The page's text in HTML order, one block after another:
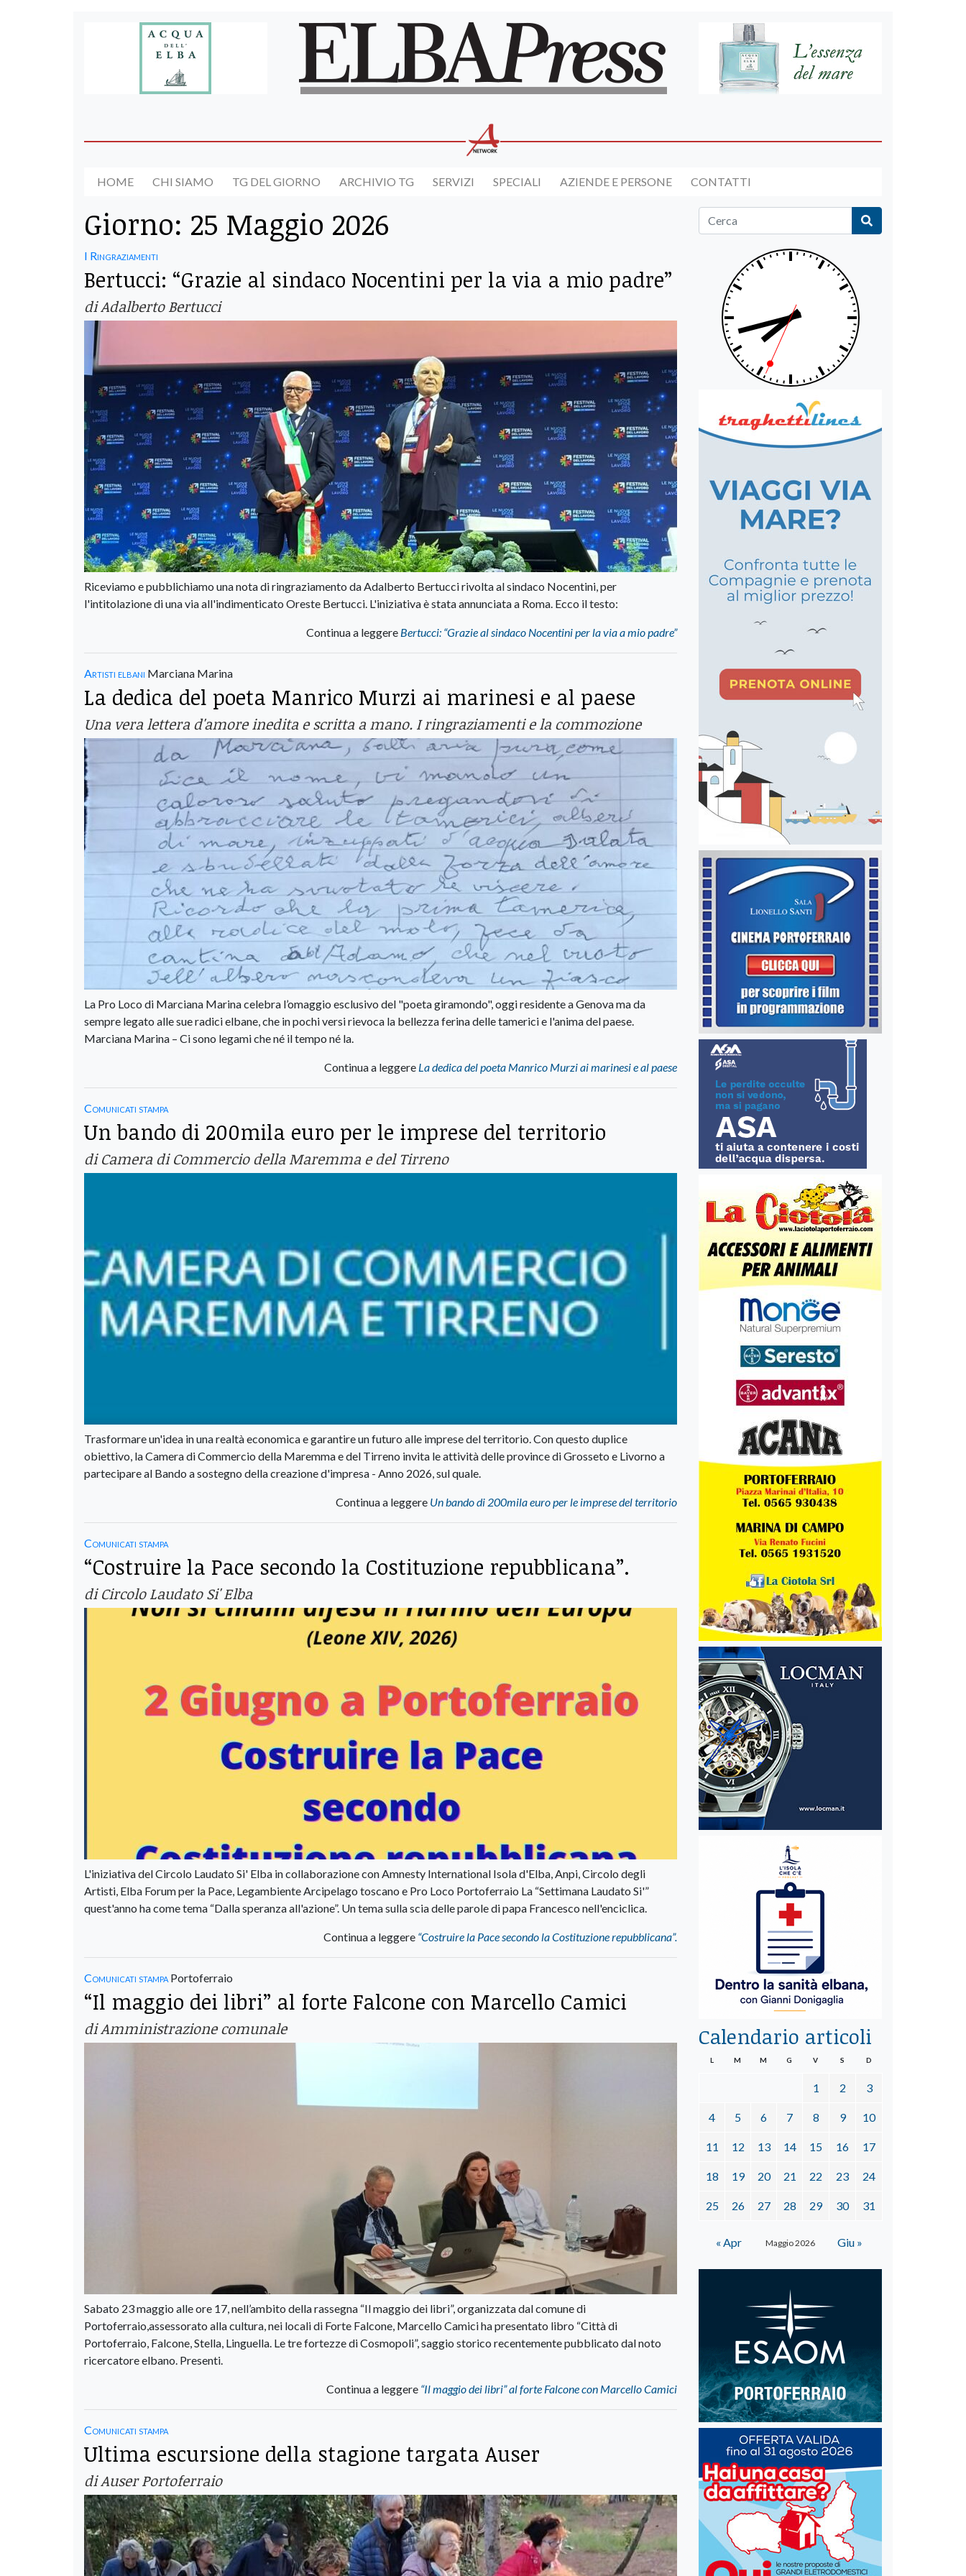
HOME CHI SIAMO TG DEL GIORNO ARCHIVIO TG SERVIZI SPECIALI AZIENDE E PERSONE CONTATTI
Giorno: 25 Maggio 2026
I Ringraziamenti
Bertucci: “Grazie al sindaco Nocentini per la via a mio padre”
di Adalberto Bertucci
Riceviamo e pubblichiamo una nota di ringraziamento da Adalberto Bertucci rivolta al sindaco Nocentini, per
l'intitolazione di una via all'indimenticato Oreste Bertucci. L'iniziativa è stata annunciata a Roma. Ecco il testo:
Continua a leggere Bertucci: “Grazie al sindaco Nocentini per la via a mio padre”
Artisti elbani Marciana Marina
La dedica del poeta Manrico Murzi ai marinesi e al paese
Una vera lettera d'amore inedita e scritta a mano. I ringraziamenti e la commozione
La Pro Loco di Marciana Marina celebra l’omaggio esclusivo del "poeta giramondo", oggi residente a Genova ma da
sempre legato alle sue radici elbane, che in pochi versi rievoca la bellezza ferina delle tamerici e l'anima del paese.
Marciana Marina – Ci sono legami che né il tempo né la.
Continua a leggere La dedica del poeta Manrico Murzi ai marinesi e al paese
Comunicati stampa
Un bando di 200mila euro per le imprese del territorio
di Camera di Commercio della Maremma e del Tirreno
Trasformare un'idea in una realtà economica e garantire un futuro alle imprese del territorio. Con questo duplice
obiettivo, la Camera di Commercio della Maremma e del Tirreno invita le attività delle province di Grosseto e Livorno a
partecipare al Bando a sostegno della creazione d'impresa - Anno 2026, sul quale.
Continua a leggere Un bando di 200mila euro per le imprese del territorio
Comunicati stampa
“Costruire la Pace secondo la Costituzione repubblicana”.
di Circolo Laudato Si' Elba
L'iniziativa del Circolo Laudato Si' Elba in collaborazione con Amnesty International Isola d'Elba, Anpi, Circolo degli
Artisti, Elba Forum per la Pace, Legambiente Arcipelago toscano e Pro Loco Portoferraio La “Settimana Laudato Si'”
quest'anno ha come tema “Dalla speranza all'azione”. Un tema sulla scia delle parole di papa Francesco nell'enciclica.
Continua a leggere “Costruire la Pace secondo la Costituzione repubblicana”.
Comunicati stampa Portoferraio
“Il maggio dei libri” al forte Falcone con Marcello Camici
di Amministrazione comunale
Sabato 23 maggio alle ore 17, nell’ambito della rassegna “Il maggio dei libri”, organizzata dal comune di
Portoferraio,assessorato alla cultura, nei locali di Forte Falcone, Marcello Camici ha presentato libro “Città di
Portoferraio, Falcone, Stella, Linguella. Le tre fortezze di Cosmopoli”, saggio storico recentemente pubblicato dal noto
ricercatore elbano. Presenti.
Continua a leggere “Il maggio dei libri” al forte Falcone con Marcello Camici
Comunicati stampa
Ultima escursione della stagione targata Auser
di Auser Portoferraio
Calendario articoli
Maggio 2026
L M M G V S D
1 2 3
4 5 6 7 8 9 10
11 12 13 14 15 16 17
18 19 20 21 22 23 24
25 26 27 28 29 30 31
« Apr Giu »